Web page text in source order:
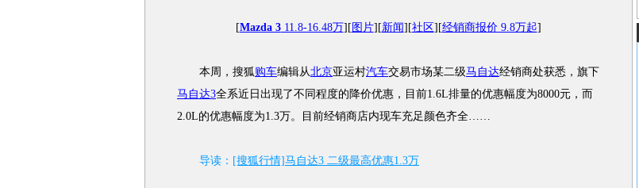
[Mazda 311.8-16.48万][ 图片][新闻][社区][经销商报价 9.8万起]
本周，搜狐购车编辑从北京亚运村汽车交易市场某二级马自达经销商处获悉，旗下
马自达3全系近日出现了不同程度的降价优惠，目前1.6L排量的优惠幅度为8000元，而
2.0L的优惠幅度为1.3万。目前经销商店内现车充足颜色齐全……
导读： [搜狐行情]马自达3 二级最高优惠1.3万